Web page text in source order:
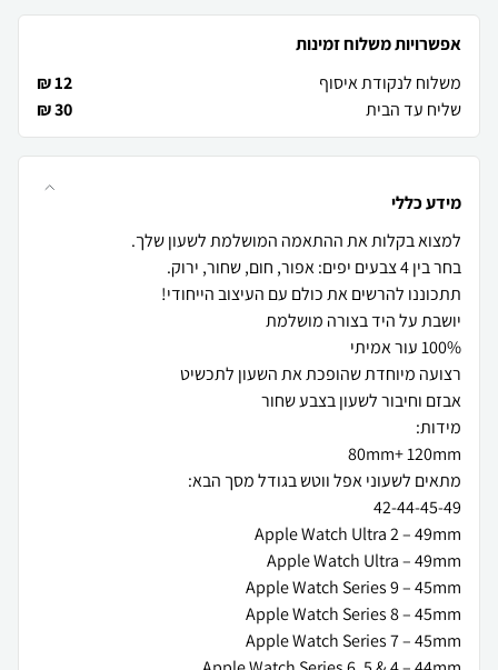
אפשרויות משלוח זמינות
משלוח לנקודת איסוף
12 ₪
שליח עד הבית
30 ₪
מידע כללי